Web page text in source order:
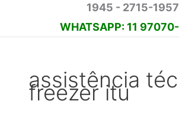
1945 - 2715-1957
WHATSAPP: 11
assistência
freezer itu